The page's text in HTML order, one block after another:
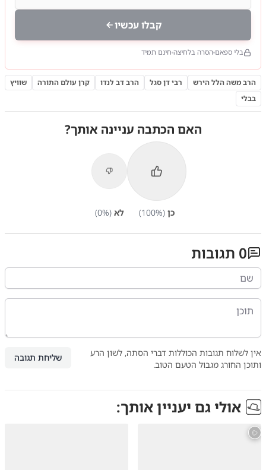
קבלו עכשיו
בלי ספאם הסרה בלחיצה חינם תמיד
הרב משה הלל הירש רבי דן סגל הרב דב לנדו קרן עולם התורה
שוויץ
בבלי
האם הכתבה עניינה אותך?
כן (
100%) לא (
0%)
0 תגובות
אין לשלוח תגובות הכוללות דברי הסתה, לשון הרע
ותוכן החורג מגבול הטעם הטוב.
שליחת תגובה
אולי גם יעניין אותך: